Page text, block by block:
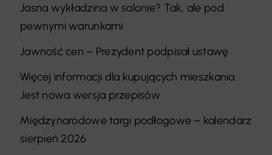
Jasna wykładzina w salonie? Tak, ale pod
pewnymi warunkami
Jawność cen – Prezydent podpisał ustawę
Więcej informacji dla kupujących mieszkania.
Jest nowa wersja przepisów
Międzynarodowe targi podłogowe – kalendarz
sierpień 2026